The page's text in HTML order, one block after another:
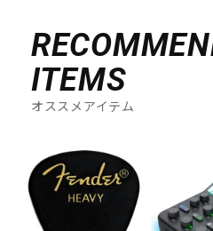
ITEMS
オススメアイテム